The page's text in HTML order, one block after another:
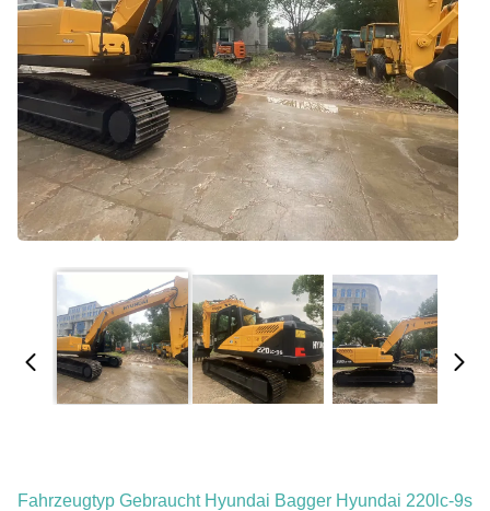
Fahrzeugtyp Gebraucht Hyundai Bagger Hyundai 220lc-9s